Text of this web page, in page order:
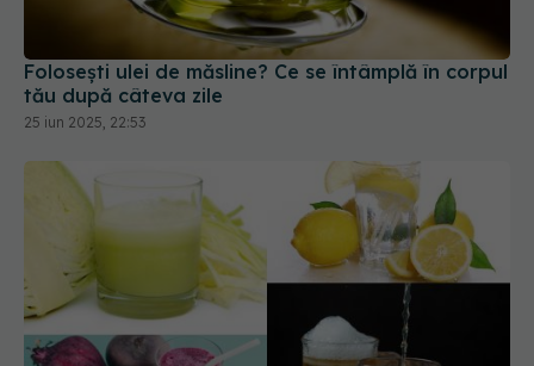
Folosești ulei de măsline? Ce se întâmplă în corpul
tău după câteva zile
25 iun 2025, 22:53